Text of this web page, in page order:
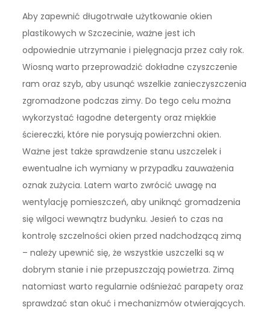
Aby zapewnić długotrwałe użytkowanie okien
plastikowych w Szczecinie, ważne jest ich
odpowiednie utrzymanie i pielęgnacja przez cały rok.
Wiosną warto przeprowadzić dokładne czyszczenie
ram oraz szyb, aby usunąć wszelkie zanieczyszczenia
zgromadzone podczas zimy. Do tego celu można
wykorzystać łagodne detergenty oraz miękkie
ściereczki, które nie porysują powierzchni okien.
Ważne jest także sprawdzenie stanu uszczelek i
ewentualne ich wymiany w przypadku zauważenia
oznak zużycia. Latem warto zwrócić uwagę na
wentylację pomieszczeń, aby uniknąć gromadzenia
się wilgoci wewnątrz budynku. Jesień to czas na
kontrolę szczelności okien przed nadchodzącą zimą
– należy upewnić się, że wszystkie uszczelki są w
dobrym stanie i nie przepuszczają powietrza. Zimą
natomiast warto regularnie odśnieżać parapety oraz
sprawdzać stan okuć i mechanizmów otwierających.